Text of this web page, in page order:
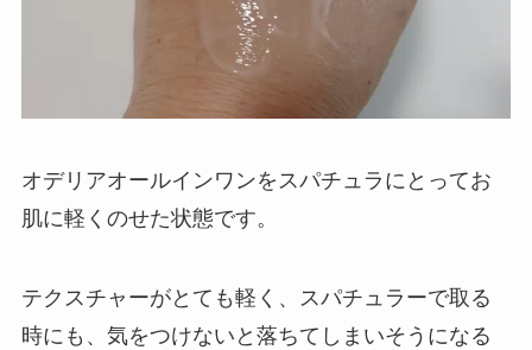
オデリアオールインワンをスパチュラにとってお
肌に軽くのせた状態です。
テクスチャーがとても軽く、スパチュラーで取る
時にも、気をつけないと落ちてしまいそうになる